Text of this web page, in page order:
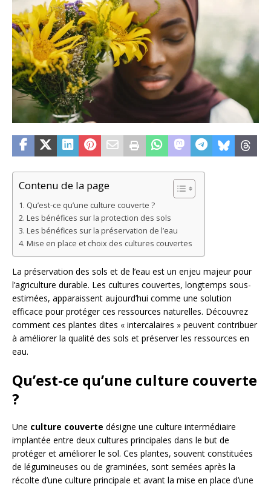
Contenu de la page
Qu’est-ce qu’une culture couverte ?
Les bénéfices sur la protection des sols
Les bénéfices sur la préservation de l’eau
Mise en place et choix des cultures couvertes
La préservation des sols et de l’eau est un enjeu majeur pour
l’agriculture durable. Les cultures couvertes, longtemps sous-
estimées, apparaissent aujourd’hui comme une solution
efficace pour protéger ces ressources naturelles. Découvrez
comment ces plantes dites « intercalaires » peuvent contribuer
à améliorer la qualité des sols et préserver les ressources en
eau.
Qu’est-ce qu’une culture couverte
?
Une culture couverte désigne une culture intermédiaire
implantée entre deux cultures principales dans le but de
protéger et améliorer le sol. Ces plantes, souvent constituées
de légumineuses ou de graminées, sont semées après la
récolte d’une culture principale et avant la mise en place d’une